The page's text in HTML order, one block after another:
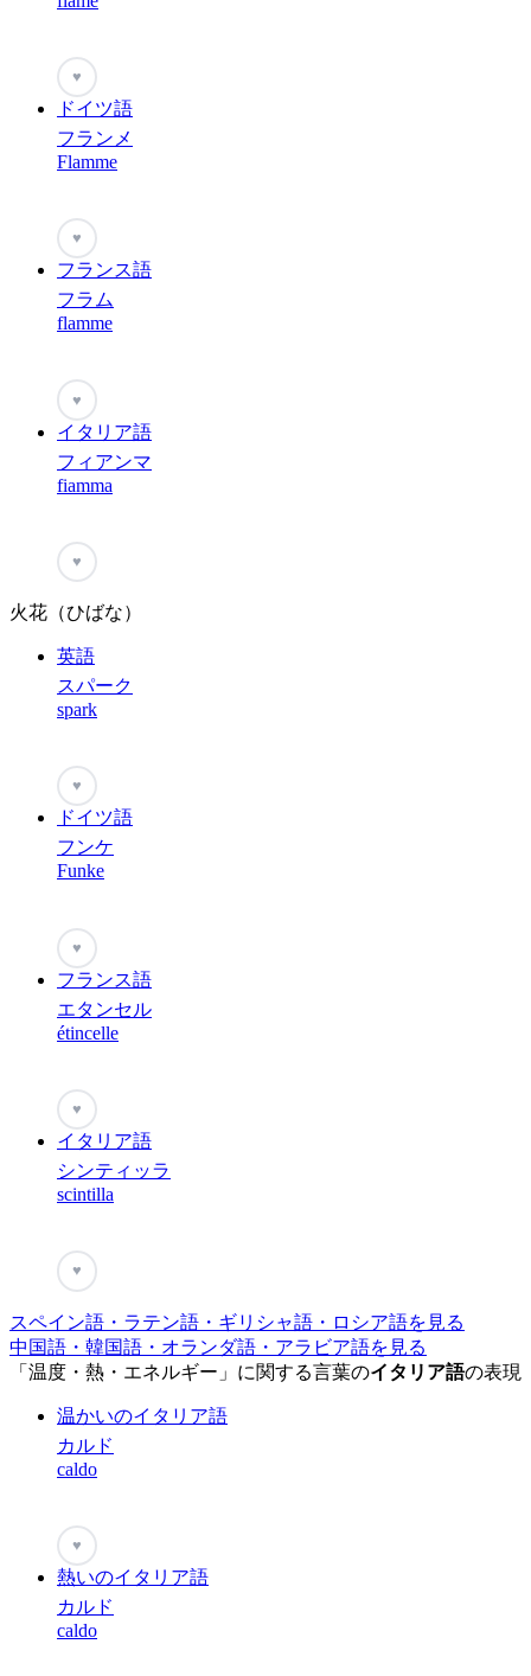
♥
ドイツ語
フランメ
Flamme
♥
フランス語
フラム
flamme
♥
イタリア語
フィアンマ
fiamma
♥
火花（ひばな）
英語
スパーク
spark
♥
ドイツ語
フンケ
Funke
♥
フランス語
エタンセル
étincelle
♥
イタリア語
シンティッラ
scintilla
♥
スペイン語・ラテン語・ギリシャ語・ロシア語を見る
中国語・韓国語・オランダ語・アラビア語を見る
「温度・熱・エネルギー」に関する言葉のイタリア語の表現
温かいのイタリア語
カルド
caldo
♥
熱いのイタリア語
カルド
caldo